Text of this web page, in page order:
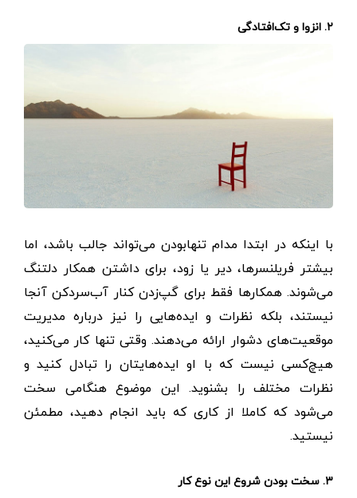
۲. انزوا و تک‌افتادگی
با اینکه در ابتدا مدام تنها‌بودن می‌تواند جالب باشد، اما
بیشتر فریلنسرها، دیر یا زود، برای داشتن همکار دلتنگ
می‌شوند. همکارها فقط برای گپ‌زدن کنار آب‌سردکن آنجا
نیستند، بلکه نظرات و ایده‌هایی را نیز درباره مدیریت
موقعیت‌های دشوار ارائه می‌دهند. وقتی تنها کار می‌کنید،
هیچ‌کسی نیست که با او ایده‌هایتان را تبادل کنید و
نظرات مختلف را بشنوید. این موضوع هنگامی سخت
می‌شود که کاملا از کاری که باید انجام دهید، مطمئن
نیستید.
۳. سخت بودن شروع این نوع کار